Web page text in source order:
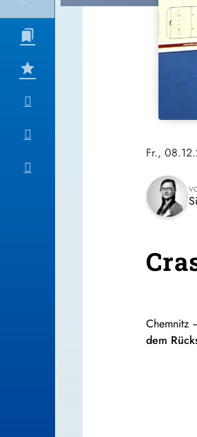
Fr.,
Chemnitz
dem